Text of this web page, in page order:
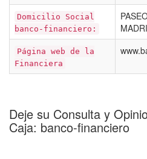
Domicilio Social
banco-financiero:
Página web de la
Financiera
Deje su Consulta y
Caja: banco-financiero